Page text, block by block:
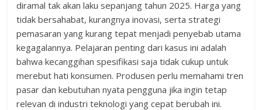
diramal tak akan laku sepanjang tahun 2025. Harga yang
tidak bersahabat, kurangnya inovasi, serta strategi
pemasaran yang kurang tepat menjadi penyebab utama
kegagalannya. Pelajaran penting dari kasus ini adalah
bahwa kecanggihan spesifikasi saja tidak cukup untuk
merebut hati konsumen. Produsen perlu memahami tren
pasar dan kebutuhan nyata pengguna jika ingin tetap
relevan di industri teknologi yang cepat berubah ini.